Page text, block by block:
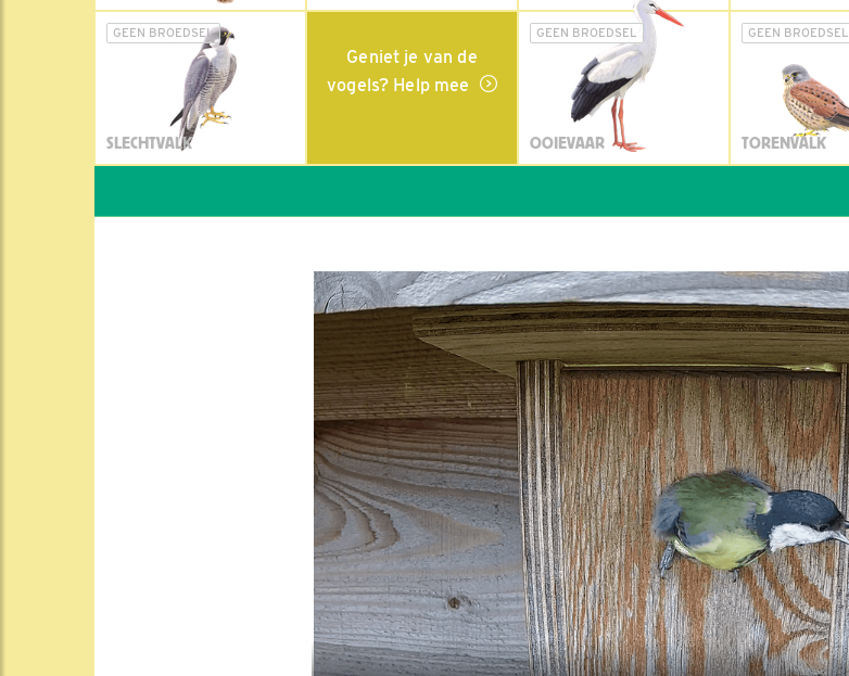
GEEN BROEDSEL
SLECHTVALK
Geniet je van de
vogels? Help mee
GEEN BROEDSEL
OOIEVAAR
GEEN BROEDSEL
TORENVALK